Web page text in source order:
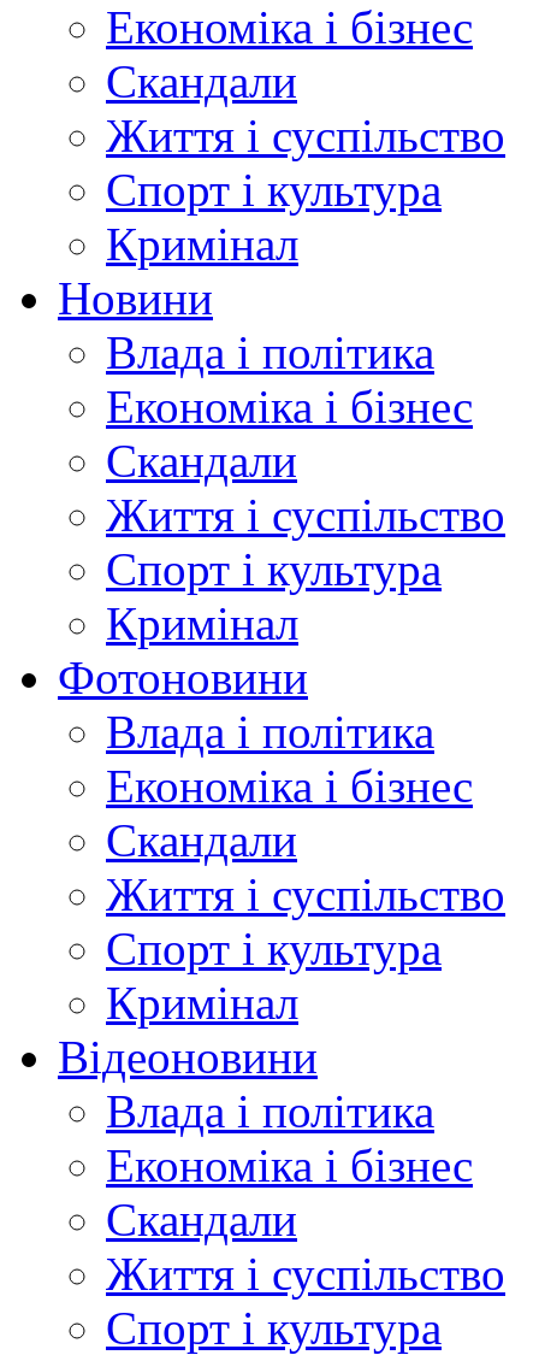
Економіка і бізнес
Скандали
Життя і суспільство
Спорт і культура
Кримінал
Новини
Влада і політика
Економіка і бізнес
Скандали
Життя і суспільство
Спорт і культура
Кримінал
Фотоновини
Влада і політика
Економіка і бізнес
Скандали
Життя і суспільство
Спорт і культура
Кримінал
Відеоновини
Влада і політика
Економіка і бізнес
Скандали
Життя і суспільство
Спорт і культура